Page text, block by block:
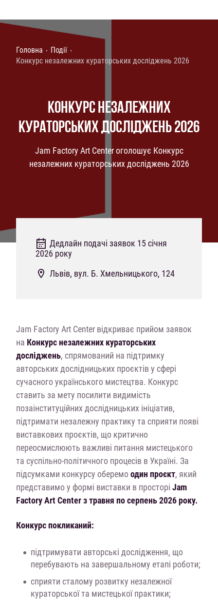
Головна
Події
Конкурс незалежних кураторських досліджень 2026
КОНКУРС НЕЗАЛЕЖНИХ
КУРАТОРСЬКИХ ДОСЛІДЖЕНЬ 2026
Jam Factory Art Center оголошує Конкурс
незалежних кураторських досліджень 2026
Дедлайн подачі заявок 15 січня
2026 року
Львів, вул. Б. Хмельницького, 124
Jam Factory Art Center відкриває прийом заявок
на Конкурс незалежних кураторських
досліджень, спрямований на підтримку
авторських дослідницьких проєктів у сфері
сучасного українського мистецтва. Конкурс
ставить за мету посилити видимість
позаінституційних дослідницьких ініціатив,
підтримати незалежну практику та сприяти появі
виставкових проєктів, що критично
переосмислюють важливі питання мистецького
та суспільно-політичного процесів в Україні. За
підсумками конкурсу оберемоодин проєкт, який
представимо у формі виставки в просторі Jam
Factory Art Center з травня по серпень 2026 року.
Конкурс покликаний:
підтримувати авторські дослідження, що
перебувають на завершальному етапі роботи;
сприяти сталому розвитку незалежної
кураторської та мистецької практики;